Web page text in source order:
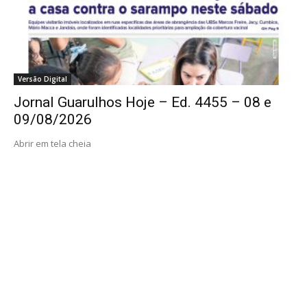
Versão Digital
Jornal Guarulhos Hoje – Ed. 4455 – 08 e
09/08/2026
Abrir em tela cheia